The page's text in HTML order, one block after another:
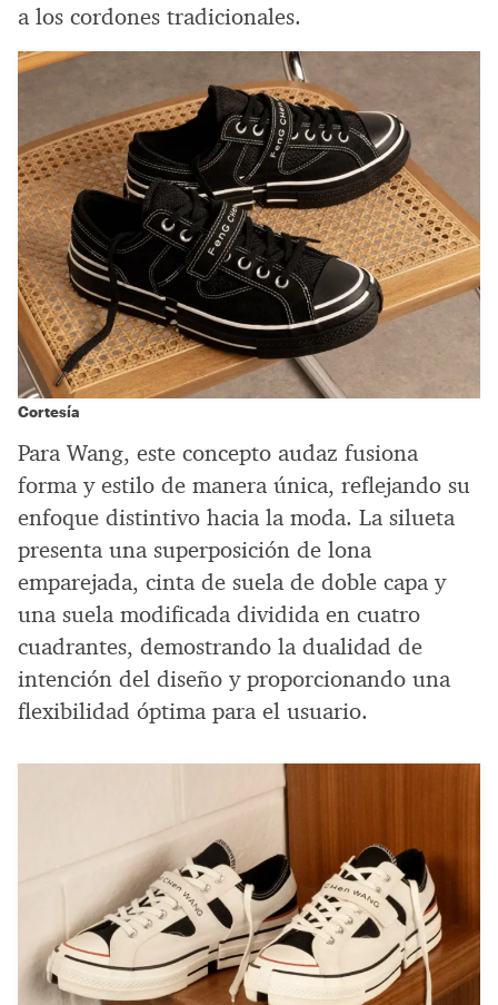
a los cordones tradicionales.
Cortesía
Para Wang, este concepto audaz fusiona
forma y estilo de manera única, reflejando su
enfoque distintivo hacia la moda. La silueta
presenta una superposición de lona
emparejada, cinta de suela de doble capa y
una suela modificada dividida en cuatro
cuadrantes, demostrando la dualidad de
intención del diseño y proporcionando una
flexibilidad óptima para el usuario.